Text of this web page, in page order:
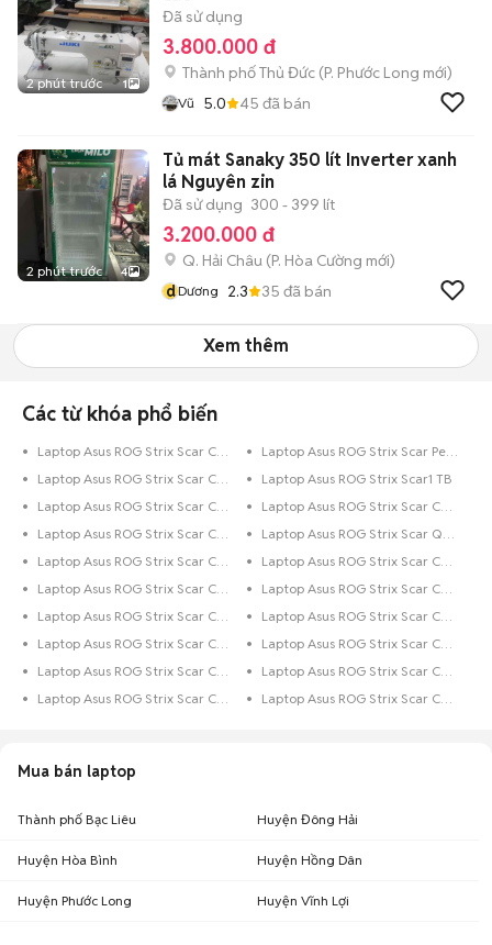
2 phút trước 1
Đã sử dụng
3.800.000 đ
Thành phố Thủ Đức (P. Phước Long mới)
Vũ 5.0 45 đã bán
2 phút trước 4
Tủ mát Sanaky 350 lít Inverter xanh
lá Nguyên zin
Đã sử dụng 300 - 399 lít
3.200.000 đ
Q. Hải Châu (P. Hòa Cường mới)
dDương 2.3 35 đã bán
Xem thêm
Các từ khóa phổ biến
Laptop Asus ROG Strix Scar Core i5 320 GB
Laptop Asus ROG Strix Scar Pentium 1 TB
Laptop Asus ROG Strix Scar Core i3 500 GB
Laptop Asus ROG Strix Scar1 TB
Laptop Asus ROG Strix Scar Core i5 250 GB
Laptop Asus ROG Strix Scar Core i7 512 GB
Laptop Asus ROG Strix Scar Core i9 Trên 1 TB
Laptop Asus ROG Strix Scar Quark 1 TB
Laptop Asus ROG Strix Scar Core i3 1 TB
Laptop Asus ROG Strix Scar Core i7 250 GB
Laptop Asus ROG Strix Scar Core i7
Laptop Asus ROG Strix Scar Core i7 500 GB
Laptop Asus ROG Strix Scar Core i5 Trên 1 TB
Laptop Asus ROG Strix Scar Core i5 256 GB
Laptop Asus ROG Strix Scar Core i5 500 GB
Laptop Asus ROG Strix Scar Core i5 128 GB
Laptop Asus ROG Strix Scar Core i7 128 GB
Laptop Asus ROG Strix Scar Core i5 Dưới 128 GB
Laptop Asus ROG Strix Scar Core i7 Trên 1 TB
Laptop Asus ROG Strix Scar Core i7 Dưới 128 GB
Mua bán laptop
Thành phố Bạc Liêu Huyện Đông Hải
Huyện Hòa Bình Huyện Hồng Dân
Huyện Phước Long Huyện Vĩnh Lợi